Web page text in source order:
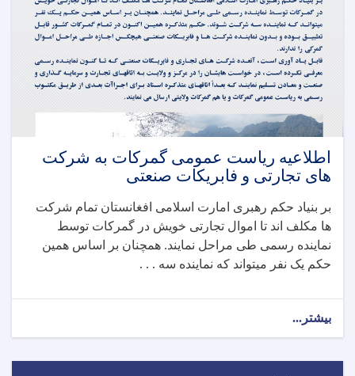
اطلاعیه ریاست عمومی گمرکات به شرکت
های تجارتی و فابریکات صنعتی
بر بنیاد حکم رهبری امارت اسلامی افغانستان تمام شرکت
ها مکلف اند تا اموال تجارتی خویش در گمرکات توسط
نماینده رسمی طی مراحل نمایند. همچنان بر اساس همین
حکم یک نفر میتواند که نماینده سه . . .
بیشتر...